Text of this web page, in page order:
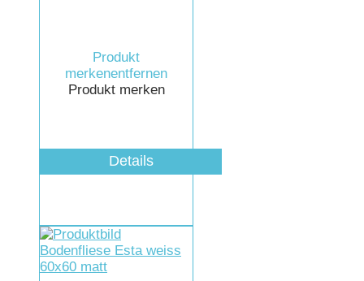
Produkt
merkenentfernen
Produkt merken
Details